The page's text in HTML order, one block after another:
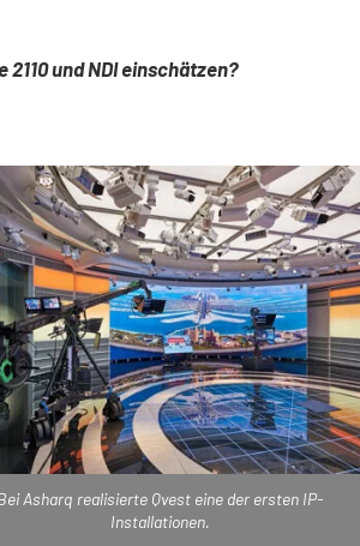
und NDI einschätzen?
Asharq realisierte Qvest eine der ersten IP-
Installationen.